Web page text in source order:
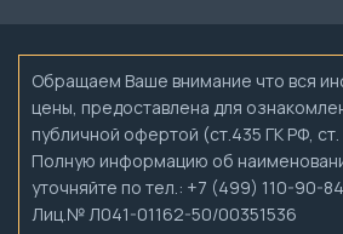
Обращаем Ваше внимание что вся
цены, предоставлена для
публичной офертой (ст.435 ГК РФ,
Полную информацию об
уточняйте по тел.: +7 (499) 110-90-
Лиц.№ Л041-01162-50/00351536